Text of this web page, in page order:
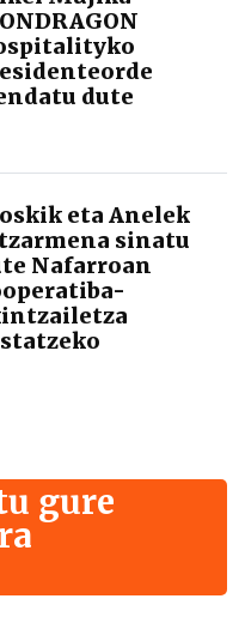
dute
eta Anelek
sinatu
Nafarroan
gure